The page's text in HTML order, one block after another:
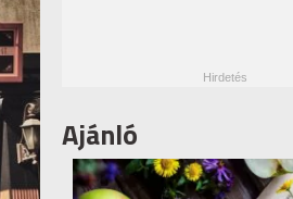
Ajánló